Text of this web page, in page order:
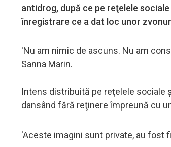
antidrog, după ce pe reţelele
înregistrare ce a dat loc unor
'Nu am nimic de ascuns. Nu am
Sanna Marin.
Intens distribuită pe reţelele sociale
dansând fără reţinere împreună cu
'Aceste imagini sunt private, au fost